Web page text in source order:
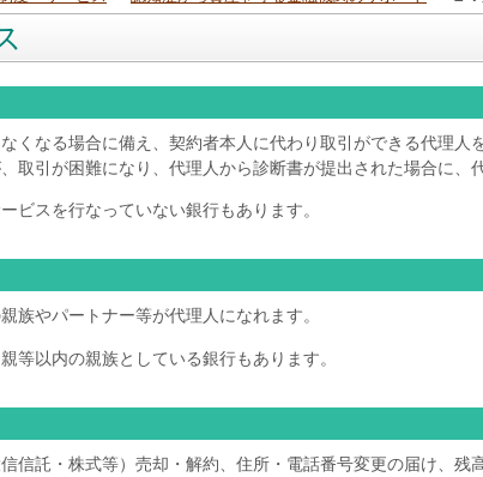
なる場合に備え、契約者本人に代わり取引ができる代理人
引が困難になり、代理人から診断書が提出された場合に、
ビスを行なっていない銀行もあります。
やパートナー等が代理人になれます。
以内の親族としている銀行もあります。
信託・株式等）売却・解約、住所・電話番号変更の届け、残